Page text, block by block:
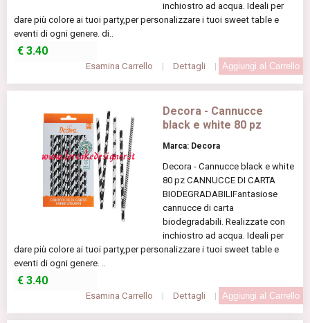
inchiostro ad acqua. Ideali per
dare più colore ai tuoi party,per personalizzare i tuoi sweet table e
eventi di ogni genere. di..
€ 3.40
Esamina Carrello | Dettagli |
Decora - Cannucce
black e white 80 pz
Marca: Decora
Decora - Cannucce black e white
80 pz CANNUCCE DI CARTA
BIODEGRADABILIFantasiose
cannucce di carta
biodegradabili. Realizzate con
inchiostro ad acqua. Ideali per
dare più colore ai tuoi party,per personalizzare i tuoi sweet table e
eventi di ogni genere. ..
€ 3.40
Esamina Carrello | Dettagli |